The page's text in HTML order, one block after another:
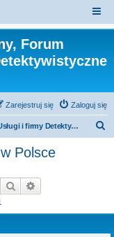
Forum
Zaloguj się
Zarejestruj się
Usługi i firmy Detektywistyczne w Polsce
Polsce
Szukaj